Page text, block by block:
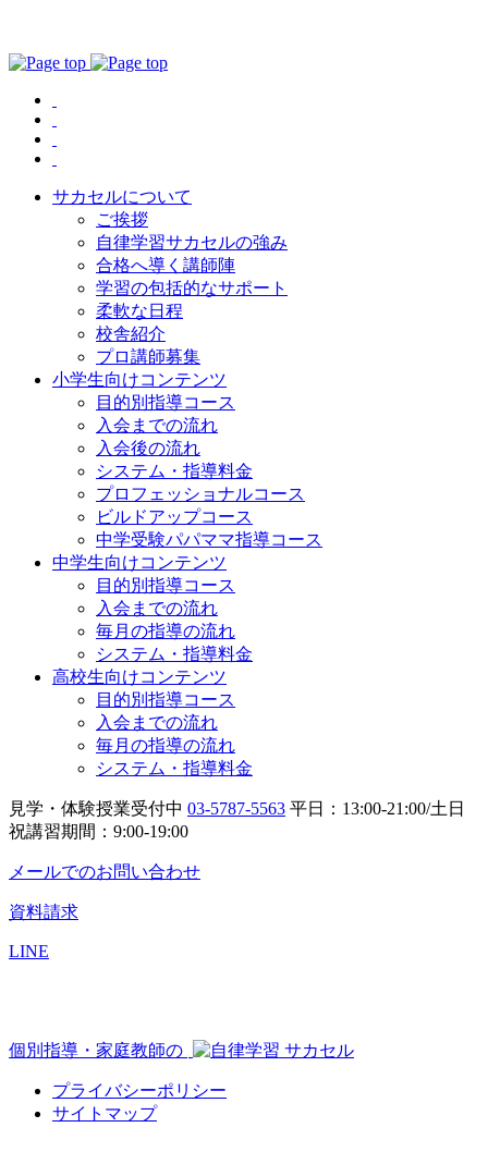
サカセルについて
ご挨拶
自律学習サカセルの強み
合格へ導く講師陣
学習の包括的なサポート
柔軟な日程
校舎紹介
プロ講師募集
小学生向けコンテンツ
目的別指導コース
入会までの流れ
入会後の流れ
システム・指導料金
プロフェッショナルコース
ビルドアップコース
中学受験パパママ指導コース
中学生向けコンテンツ
目的別指導コース
入会までの流れ
毎月の指導の流れ
システム・指導料金
高校生向けコンテンツ
目的別指導コース
入会までの流れ
毎月の指導の流れ
システム・指導料金
見学・体験授業受付中 03-5787-5563 平日：13:00-21:00/土日
祝講習期間：9:00-19:00
メールでのお問い合わせ
資料請求
LINE
個別指導・家庭教師の
プライバシーポリシー
サイトマップ